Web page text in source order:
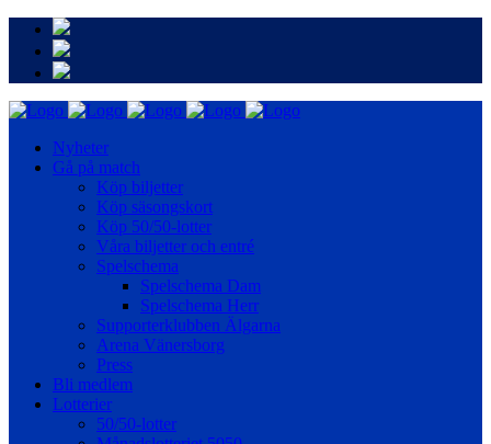
Nyheter
Gå på match
Köp biljetter
Köp säsongskort
Köp 50/50-lotter
Våra biljetter och entré
Spelschema
Spelschema Dam
Spelschema Herr
Supporterklubben Älgarna
Arena Vänersborg
Press
Bli medlem
Lotterier
50/50-lotter